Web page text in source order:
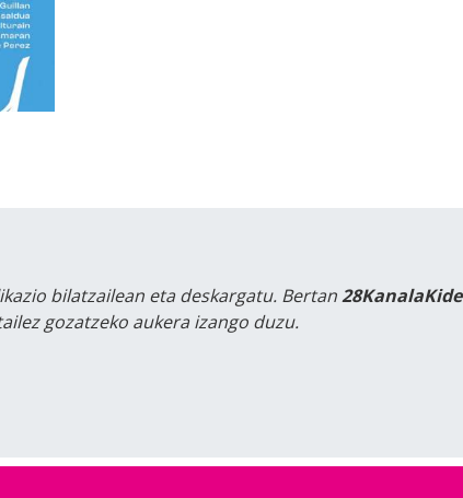
bilatzailean eta deskargatu. Bertan28KanalaKide
gozatzeko aukera izango duzu.